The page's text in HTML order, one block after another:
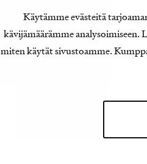
Käytämme evästeitä
kävijämäärämme analysoimiseen.
miten käytät sivustoamme.